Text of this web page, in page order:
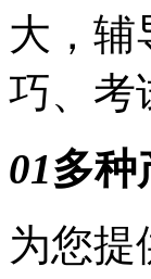
大，辅
巧、考
01多种
为您提